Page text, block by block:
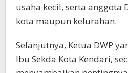
usaha kecil, serta anggota
kota maupun kelurahan.
Selanjutnya, Ketua DWP
Ibu Sekda Kota Kendari,